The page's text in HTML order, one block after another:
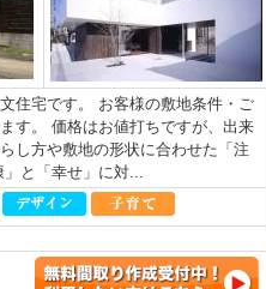
住宅です。 お客様の敷地条件・ご
す。 価格はお値打ちですが、出来
し方や敷地の形状に合わせた「注
と「幸せ」に対...